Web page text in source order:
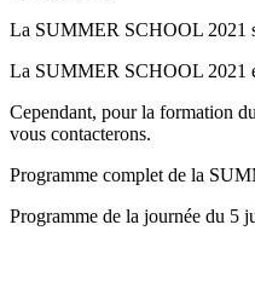
La SUMMER SCHOOL 2021
La SUMMER SCHOOL 2021
Cependant, pour la formation
vous contacterons.
Programme complet de la
Programme de la journée du